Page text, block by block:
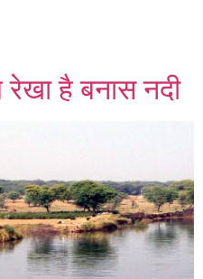
है बनास नदी